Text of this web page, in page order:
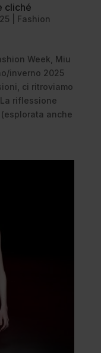
cliché
Fashion
Week, Miu
inverno 2025
ci ritroviamo
riflessione
anche